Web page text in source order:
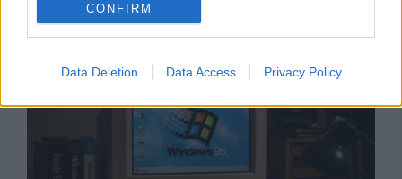
CONFIRM
Data Deletion Data Access Privacy Policy
Wi-Fi gratuite: datele personale și financiare
pot fi expuse